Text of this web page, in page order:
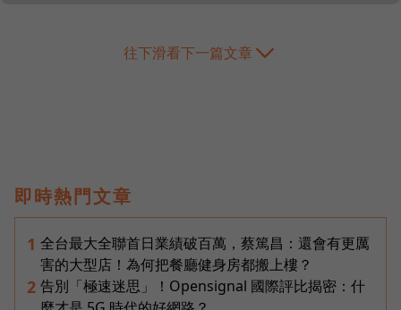
往下滑看下一篇文章
即時熱門文章
1 全台最大全聯首日業績破百萬，蔡篤昌：還會有更厲
害的大型店！為何把餐廳健身房都搬上樓？
2 告別「極速迷思」！Opensignal 國際評比揭密：什